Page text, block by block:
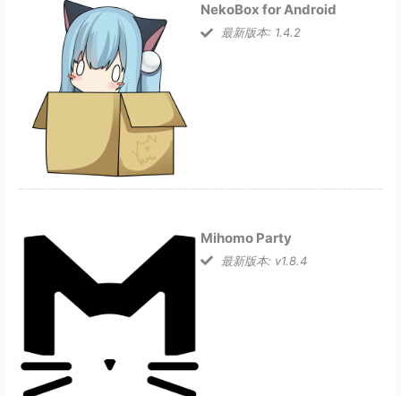
NekoBox for Android
最新版本: 1.4.2
Mihomo Party
最新版本: v1.8.4